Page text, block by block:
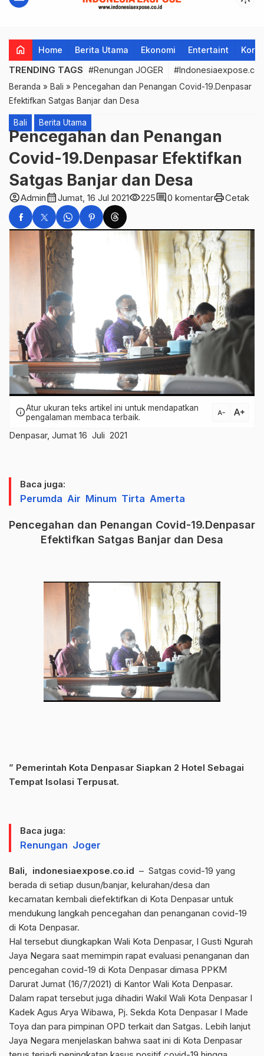
home Home Berita Utama Ekonomi Entertaint
TRENDING TAGS #Renungan JOGER
Beranda » Bali » Pencegahan dan Penangan Covid-19.Denpasar
Efektifkan Satgas Banjar dan Desa
Bali Berita Utama
Pencegahan dan Penangan
Covid-19.Denpasar Efektifkan
Satgas Banjar dan Desa
account_circleAdmincalendar_monthJumat, 16 Jul 2021visibility225comment0 komentarprintCetak
infoAtur ukuran teks artikel ini untuk mendapatkan
pengalaman membaca terbaik.
text_decrease text_increase
Denpasar, Jumat 16 Juli 2021
Baca juga:
Perumda Air Minum Tirta Amerta
Pencegahan dan Penangan Covid-19.Denpasar
Efektifkan Satgas Banjar dan Desa
” Pemerintah Kota Denpasar Siapkan 2 Hotel Sebagai
Tempat Isolasi Terpusat.
Baca juga:
Renungan Joger
Bali, indonesiaexpose.co.id – Satgas covid-19 yang
berada di setiap dusun/banjar, kelurahan/desa dan
kecamatan kembali diefektifkan di Kota Denpasar untuk
mendukung langkah pencegahan dan penanganan covid-19
di Kota Denpasar.
Hal tersebut diungkapkan Wali Kota Denpasar, I Gusti Ngurah
Jaya Negara saat memimpin rapat evaluasi penanganan dan
pencegahan covid-19 di Kota Denpasar dimasa PPKM
Darurat Jumat (16/7/2021) di Kantor Wali Kota Denpasar.
Dalam rapat tersebut juga dihadiri Wakil Wali Kota Denpasar I
Kadek Agus Arya Wibawa, Pj. Sekda Kota Denpasar I Made
Toya dan para pimpinan OPD terkait dan Satgas. Lebih lanjut
Jaya Negara menjelaskan bahwa saat ini di Kota Denpasar